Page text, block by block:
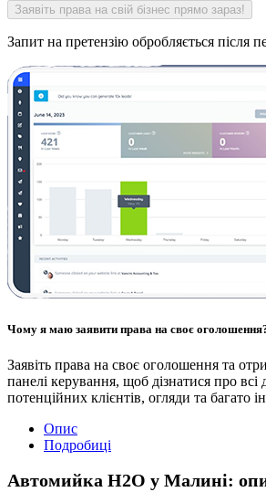
Запит на претензію обробляється після
Чому я маю заявити права на своє
Заявіть права на своє оголошення та
панелі керування, щоб дізнатися про всі
потенційних клієнтів, огляди та багато
Опис
Подробиці
Автомийка H2O у Малині: